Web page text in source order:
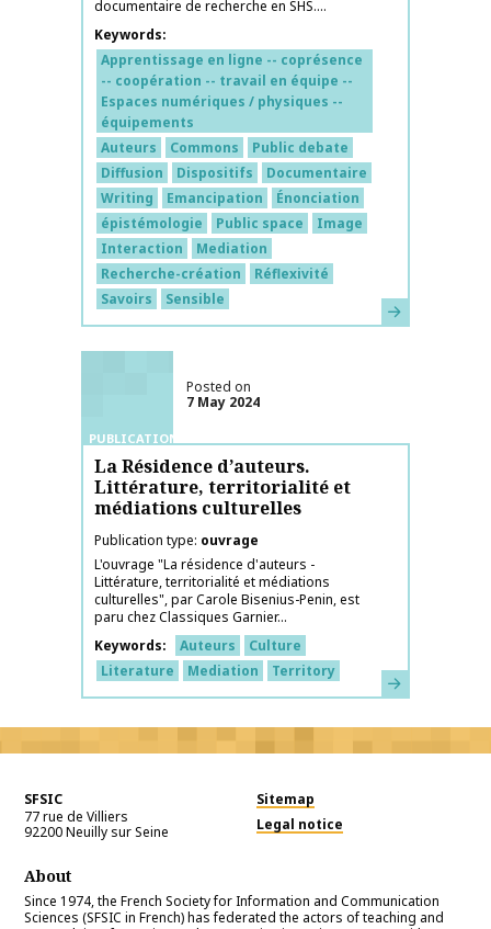
documentaire de recherche en SHS....
Keywords
Apprentissage en ligne -- coprésence
-- coopération -- travail en équipe --
Espaces numériques / physiques --
équipements
Auteurs
Commons
Public debate
Diffusion
Dispositifs
Documentaire
Writing
Emancipation
Énonciation
épistémologie
Public space
Image
Interaction
Mediation
Recherche-création
Réflexivité
Savoirs
Sensible Learn more
PUBLICATIONS
Posted on
7 May 2024
La Résidence d’auteurs.
Littérature, territorialité et
médiations culturelles
Publication type ouvrage
L'ouvrage "La résidence d'auteurs -
Littérature, territorialité et médiations
culturelles", par Carole Bisenius-Penin, est
paru chez Classiques Garnier...
Keywords
Auteurs
Culture
Literature
Mediation Territory Learn more
SFSIC
77 rue de Villiers
92200Neuilly sur Seine
Sitemap
Legal notice
About
Since 1974, the French Society for Information and Communication
Sciences (SFSIC in French) has federated the actors of teaching and